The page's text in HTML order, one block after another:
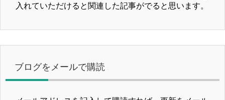
入れていただけると関連した記事がでると思います。
ブログをメールで購読